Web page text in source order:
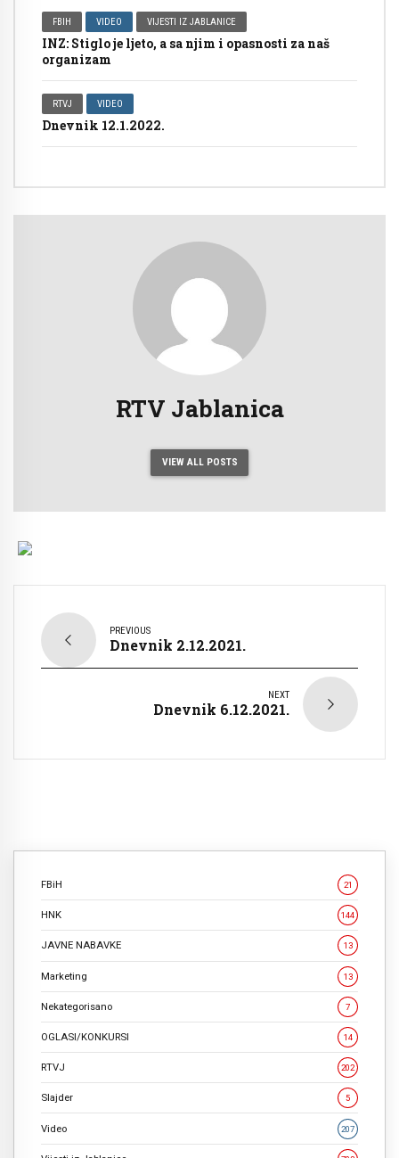
FBIH VIDEO VIJESTI IZ JABLANICE
INZ: Stiglo je ljeto, a sa njim i opasnosti za naš
organizam
RTVJ VIDEO
Dnevnik 12.1.2022.
RTV Jablanica
VIEW ALL POSTS
PREVIOUS
Dnevnik 2.12.2021.
NEXT
Dnevnik 6.12.2021.
FBiH 21
HNK 144
JAVNE NABAVKE 13
Marketing 13
Nekategorisano 7
OGLASI/KONKURSI 14
RTVJ 202
Slajder 5
Video 207